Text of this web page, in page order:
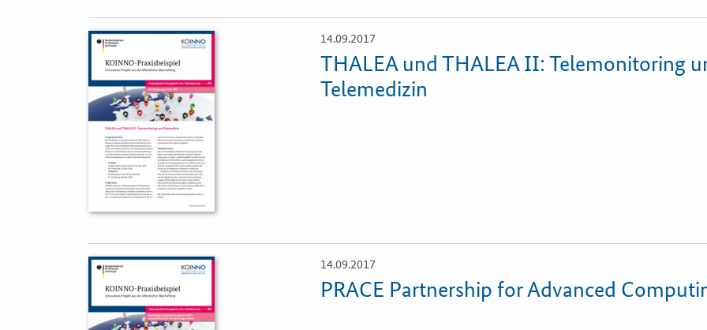
14.09.2017
THALEA und THALEA II: Telemonitoring
Telemedizin
Öffnet
Einzelsicht
14.09.2017
PRACE Partnership for Advanced
Öffnet
Einzelsicht